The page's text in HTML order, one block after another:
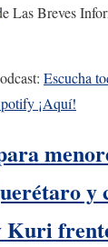
Las Breves
Escucha
¡Aquí!
y
Kuri